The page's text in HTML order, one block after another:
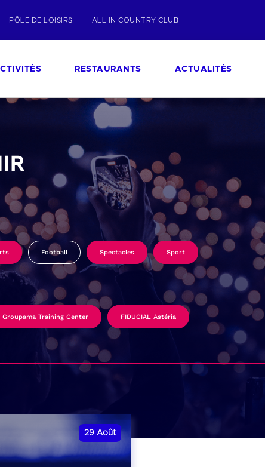
PÔLE DE LOISIRS ALL IN COUNTRY CLUB
RESTAURANTS ACTUALITÉS
Football Spectacles Sport
Groupama Training Center FIDUCIAL Astéria
29 Août